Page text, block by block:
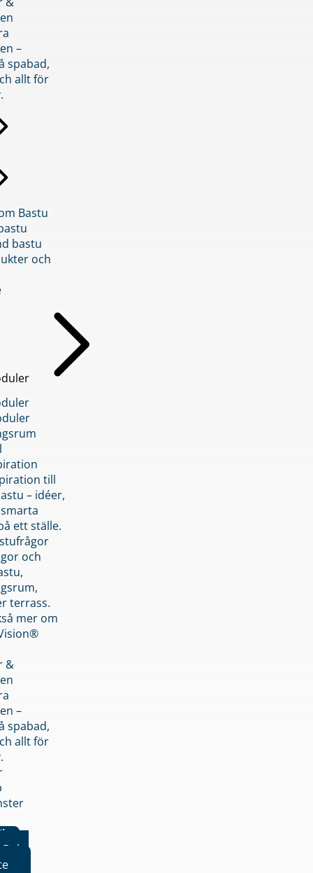
–
spabad,
allt för
Bastu
bastu
och
till
– idéer,
ett ställe.
och
terrass.
mer om
&
–
spabad,
allt för
Boka